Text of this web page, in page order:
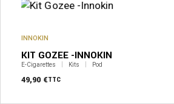
INNOKIN
KIT GOZEE -INNOKIN
E-Cigarettes Kits Pod
49,90 €TTC